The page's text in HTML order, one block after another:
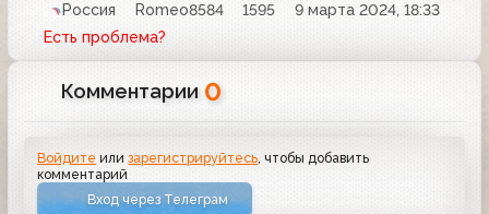
Россия Romeo8584 1595
9 марта 2024, 18:33
Есть проблема?
Комментарии 0
Войдите илизарегистрируйтесь , чтобы добавить
комментарий
Вход через Телеграм